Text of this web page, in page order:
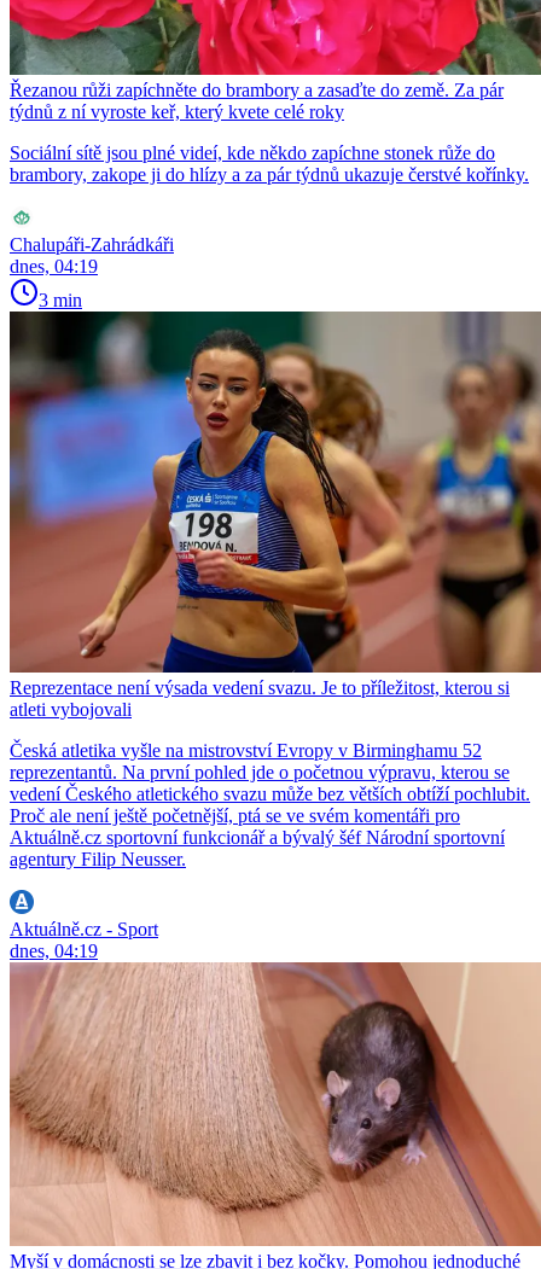
Řezanou růži zapíchněte do brambory a zasaďte do země. Za pár
týdnů z ní vyroste keř, který kvete celé roky
Sociální sítě jsou plné videí, kde někdo zapíchne stonek růže do
brambory, zakope ji do hlízy a za pár týdnů ukazuje čerstvé kořínky.
Chalupáři-Zahrádkáři
dnes, 04:19
3 min
Reprezentace není výsada vedení svazu. Je to příležitost, kterou si
atleti vybojovali
Česká atletika vyšle na mistrovství Evropy v Birminghamu 52
reprezentantů. Na první pohled jde o početnou výpravu, kterou se
vedení Českého atletického svazu může bez větších obtíží pochlubit.
Proč ale není ještě početnější, ptá se ve svém komentáři pro
Aktuálně.cz sportovní funkcionář a bývalý šéf Národní sportovní
agentury Filip Neusser.
Aktuálně.cz - Sport
dnes, 04:19
Myší v domácnosti se lze zbavit i bez kočky. Pomohou jednoduché